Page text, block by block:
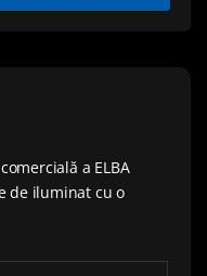
a ELBA
de iluminat cu o